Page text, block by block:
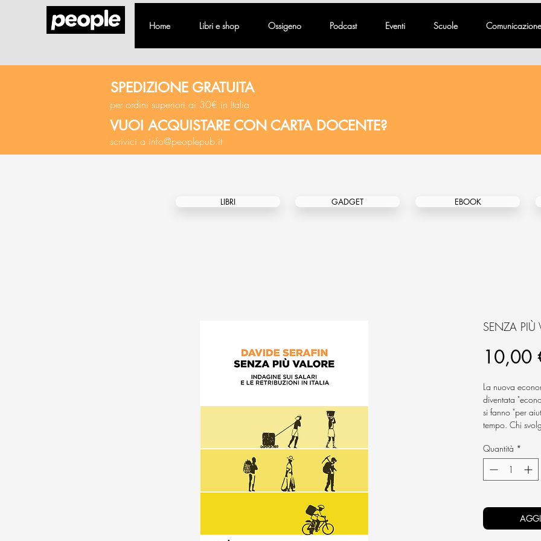
Home Libri e shop Ossigeno Podcast Eventi Scuole Comunicazione
SPEDIZIONE GRATUITA
per ordini superiori ai 30€ in Italia
VUOI ACQUISTARE CON CARTA DOCENTE?
scrivici a info@peoplepub.it
LIBRI GADGET EBOOK
SENZA PIÙ
10,00
La nuova
diventata
si fanno "per
tempo. Chi
felice di
questo modo.
opportunità. È
Davide Serafin -
Quantità *